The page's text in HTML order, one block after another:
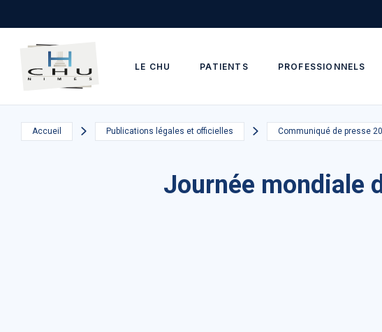
LE CHU PATIENTS PROFESSIONNELS
Accueil Publications légales et officielles Communiqué de presse
Journée mondiale